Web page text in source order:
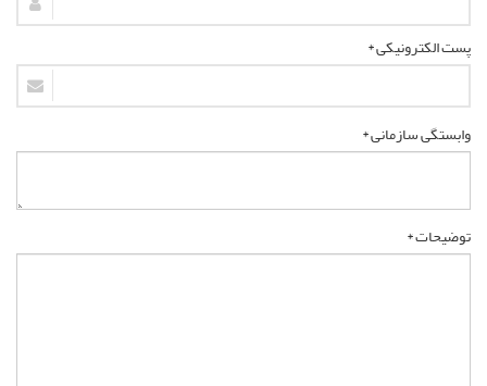
پست الکترونیکی *
وابستگی سازمانی *
توضیحات *